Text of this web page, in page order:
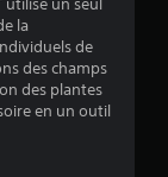
e
s
s
la
de
des champs
des plantes
en un outil